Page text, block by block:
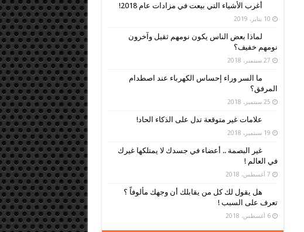
أغرب الأشياء التي بيعت في مزادات عام 2018!
10 يناير، 2019
لماذا بعض الناس يكون نومهم ثقيل وآخرون
نومهم خفيف؟
27 سبتمبر، 2018
ما السر وراء إحساس الكهرباء عند اصطدام
المرفق؟
25 سبتمبر، 2018
علامات غير متوقعة تدل على الذكاء الحاد!
19 سبتمبر، 2018
غير البصمة .. أعضاء في جسدك لا يمتلكها غيرك
في العالم !
7 أغسطس، 2018
هل يقول لك كل من يقابلك أن وجهك مألوفاً ؟
تعرف على السبب !
6 أغسطس، 2018